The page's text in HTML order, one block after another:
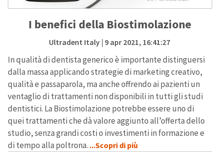
I benefici della Biostimolazione
Ultradent Italy| 9 apr 2021, 16:41:27
In qualità di dentista generico è importante distinguersi
dalla massa applicando strategie di marketing creativo,
qualità e passaparola, ma anche offrendo ai pazienti un
ventaglio di trattamenti non disponibili in tutti gli studi
dentistici. La Biostimolazione potrebbe essere uno di
quei trattamenti che dà valore aggiunto all’offerta dello
studio, senza grandi costi o investimenti in formazione e
di tempo alla poltrona. ...Scopri di più